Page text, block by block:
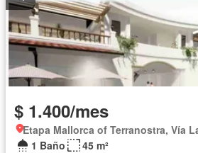
$ 1.400/mes
Etapa Mallorca of Terranostra, Vía
1 Baño
45 m²